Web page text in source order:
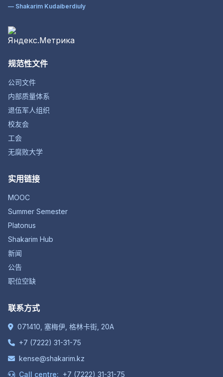
— Shakarim Kudaiberdiuly
规范性文件
公司文件
内部质量体系
退伍军人组织
校友会
工会
无腐败大学
实用链接
MOOC
Summer Semester
Platonus
Shakarim Hub
新闻
公告
职位空缺
联系方式
071410, 塞梅伊, 格林卡街, 20A
+7 (7222) 31-31-75
kense@shakarim.kz
Call centre: +7 (7222) 31-31-75